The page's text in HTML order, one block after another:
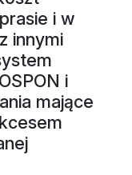
i w
innymi
i
mające